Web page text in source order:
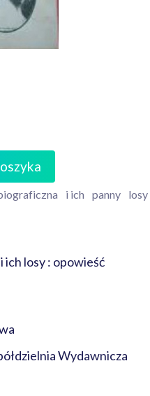
i ich panny losy
ich losy : opowieść
Wydawnicza